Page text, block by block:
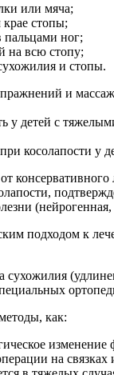
или мяча;
стопы;
пальцами ног;
на всю стопу;
и стопы.
и
у детей с
косолапости у
подходом к
сухожилия
как:
на